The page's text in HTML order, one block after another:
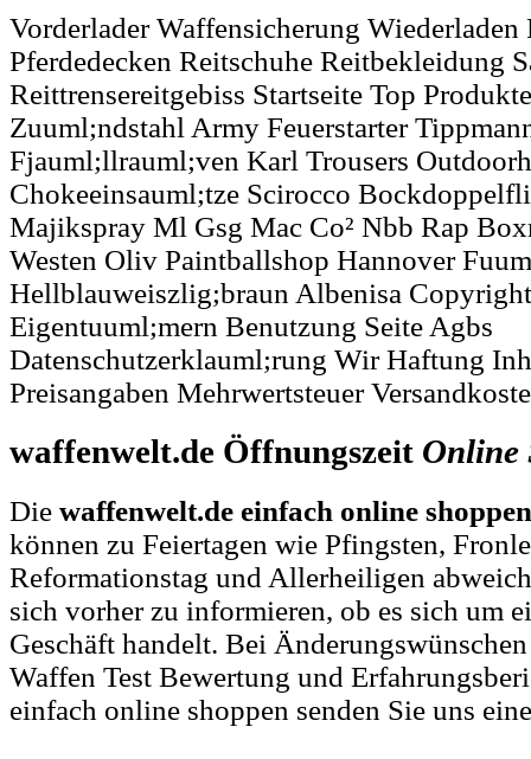
Vorderlader Waffensicherung Wiederladen
Pferdedecken Reitschuhe Reitbekleidung
Reittrensereitgebiss Startseite Top
Zuuml;ndstahl Army Feuerstarter
Fjauml;llrauml;ven Karl Trousers
Chokeeinsauml;tze Scirocco
Majikspray Ml Gsg Mac Co² Nbb Rap
Westen Oliv Paintballshop Hannover
Hellblauweiszlig;braun Albenisa
Eigentuuml;mern Benutzung Seite Agbs
Datenschutzerklauml;rung Wir Haftung
Preisangaben Mehrwertsteuer
waffenwelt.de Öffnungszeit Online
Die waffenwelt.de einfach online
können zu Feiertagen wie Pfingsten,
Reformationstag und Allerheiligen
sich vorher zu informieren, ob es sich um
Geschäft handelt. Bei
Waffen Test Bewertung und
einfach online shoppen senden Sie uns